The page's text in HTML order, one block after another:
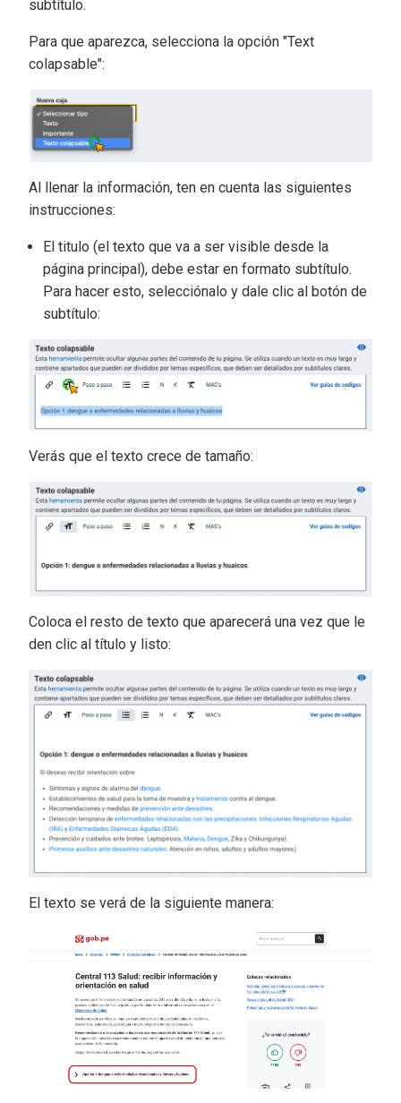
subtítulo.
Para que aparezca, selecciona la opción "Text
colapsable":
Al llenar la información, ten en cuenta las siguientes
instrucciones:
El titulo (el texto que va a ser visible desde la
página principal), debe estar en formato subtítulo.
Para hacer esto, selecciónalo y dale clic al botón de
subtítulo:
Verás que el texto crece de tamaño:
Coloca el resto de texto que aparecerá una vez que le
den clic al título y listo:
El texto se verá de la siguiente manera: